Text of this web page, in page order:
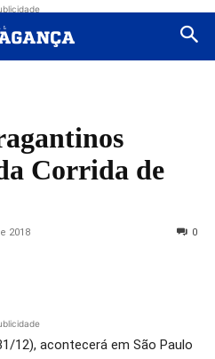
Corrida de
2018 0
12), acontecerá em São Paulo